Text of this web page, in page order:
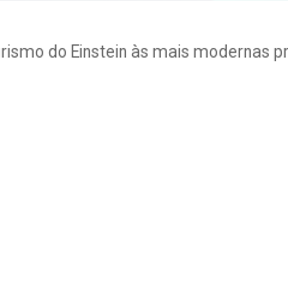
do Einstein às mais modernas